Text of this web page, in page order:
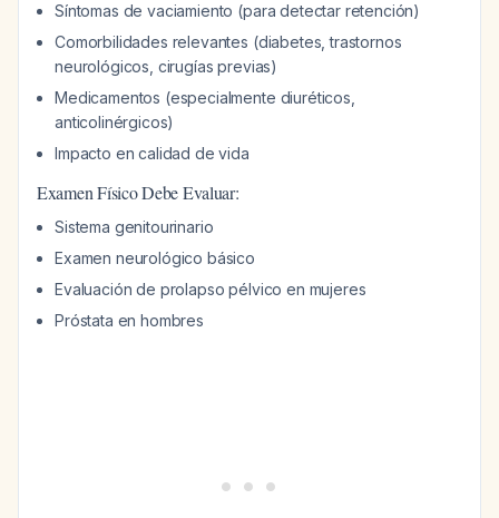
Síntomas de vaciamiento (para detectar retención)
Comorbilidades relevantes (diabetes, trastornos
neurológicos, cirugías previas)
Medicamentos (especialmente diuréticos,
anticolinérgicos)
Impacto en calidad de vida
Examen Físico Debe Evaluar:
Sistema genitourinario
Examen neurológico básico
Evaluación de prolapso pélvico en mujeres
Próstata en hombres